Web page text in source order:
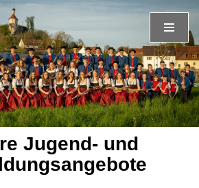
Jugend- und